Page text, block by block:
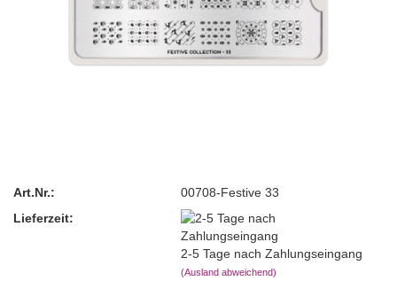
Art.Nr.:
00708-Festive 33
Lieferzeit:
2-5 Tage nach Zahlungseingang
(Ausland abweichend)